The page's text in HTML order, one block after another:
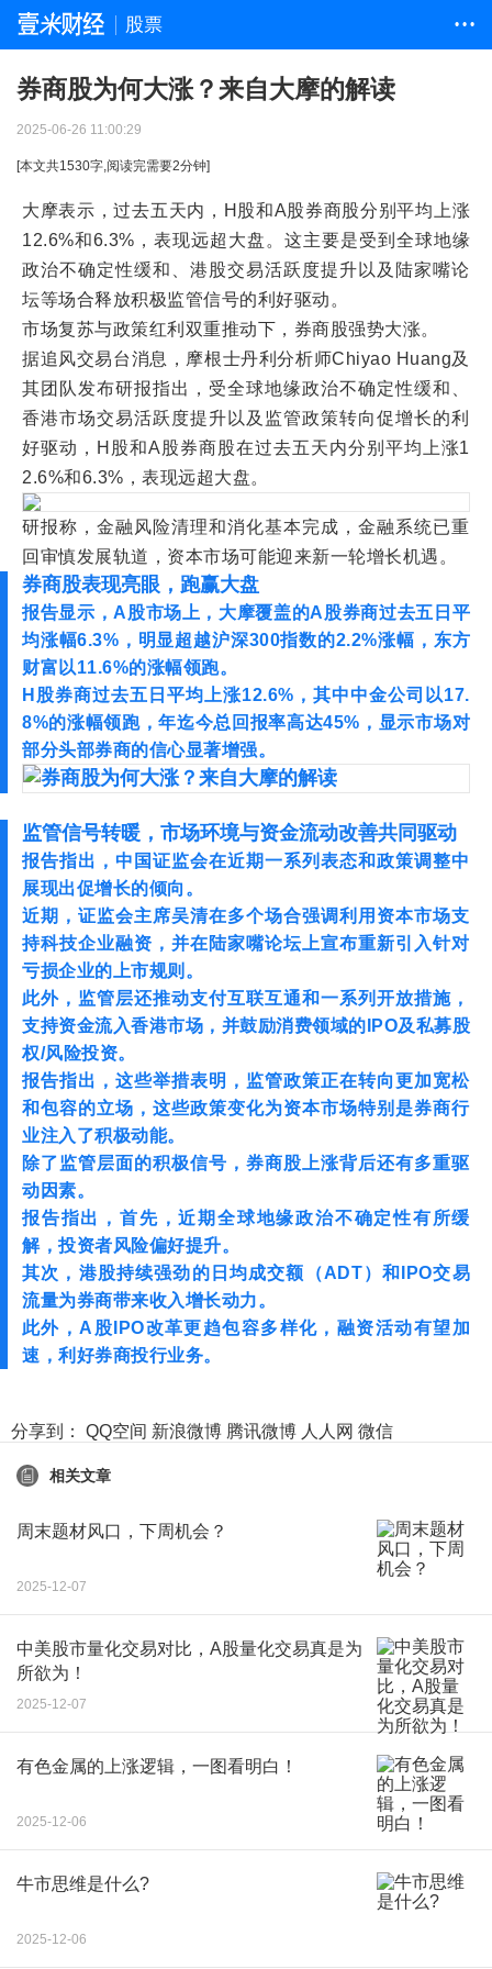
股票 • • •
券商股为何大涨？来自大摩的解读
2025-06-26 11:00:29
[本文共1530字,阅读完需要2分钟]
大摩表示，过去五天内，H股和A股券商股分别平均上涨
12.6%和6.3%，表现远超大盘。这主要是受到全球地缘
政治不确定性缓和、港股交易活跃度提升以及陆家嘴论
坛等场合释放积极监管信号的利好驱动。
市场复苏与政策红利双重推动下，券商股强势大涨。
据追风交易台消息，摩根士丹利分析师Chiyao Huang及
其团队发布研报指出，受全球地缘政治不确定性缓和、
香港市场交易活跃度提升以及监管政策转向促增长的利
好驱动，H股和A股券商股在过去五天内分别平均上涨1
2.6%和6.3%，表现远超大盘。
研报称，金融风险清理和消化基本完成，金融系统已重
回审慎发展轨道，资本市场可能迎来新一轮增长机遇。
券商股表现亮眼，跑赢大盘
报告显示，A股市场上，大摩覆盖的A股券商过去五日平
均涨幅6.3%，明显超越沪深300指数的2.2%涨幅，东方
财富以11.6%的涨幅领跑。
H股券商过去五日平均上涨12.6%，其中中金公司以17.
8%的涨幅领跑，年迄今总回报率高达45%，显示市场对
部分头部券商的信心显著增强。
监管信号转暖，市场环境与资金流动改善共同驱动
报告指出，中国证监会在近期一系列表态和政策调整中
展现出促增长的倾向。
近期，证监会主席吴清在多个场合强调利用资本市场支
持科技企业融资，并在陆家嘴论坛上宣布重新引入针对
亏损企业的上市规则。
此外，监管层还推动支付互联互通和一系列开放措施，
支持资金流入香港市场，并鼓励消费领域的IPO及私募股
权/风险投资。
报告指出，这些举措表明，监管政策正在转向更加宽松
和包容的立场，这些政策变化为资本市场特别是券商行
业注入了积极动能。
除了监管层面的积极信号，券商股上涨背后还有多重驱
动因素。
报告指出，首先，近期全球地缘政治不确定性有所缓
解，投资者风险偏好提升。
其次，港股持续强劲的日均成交额（ADT）和IPO交易
流量为券商带来收入增长动力。
此外，A股IPO改革更趋包容多样化，融资活动有望加
速，利好券商投行业务。
分享到： QQ空间 新浪微博 腾讯微博 人人网 微信
相关文章
周末题材风口，下周机会？
2025-12-07
中美股市量化交易对比，A股量化交易真是为
所欲为！
2025-12-07
有色金属的上涨逻辑，一图看明白！
2025-12-06
牛市思维是什么?
2025-12-06